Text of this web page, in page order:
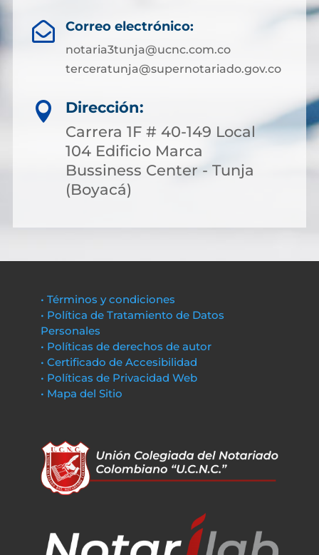
 Correo electrónico:
notaria3tunja@ucnc.com.co
terceratunja@supernotariado.gov.co

Dirección:
Carrera 1F # 40-149 Local
104 Edificio Marca
Bussiness Center - Tunja
(Boyacá)
• Términos y condiciones
• Política de Tratamiento de Datos
Personales
• Políticas de derechos de autor
• Certificado de Accesibilidad
• Políticas de Privacidad Web
• Mapa del Sitio